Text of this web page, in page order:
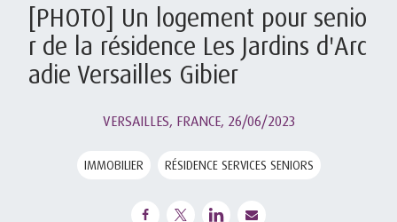
[PHOTO] Un logement pour senio
r de la résidence Les Jardins d'Arc
adie Versailles Gibier
VERSAILLES, FRANCE, 26/06/2023
IMMOBILIER RÉSIDENCE SERVICES SENIORS